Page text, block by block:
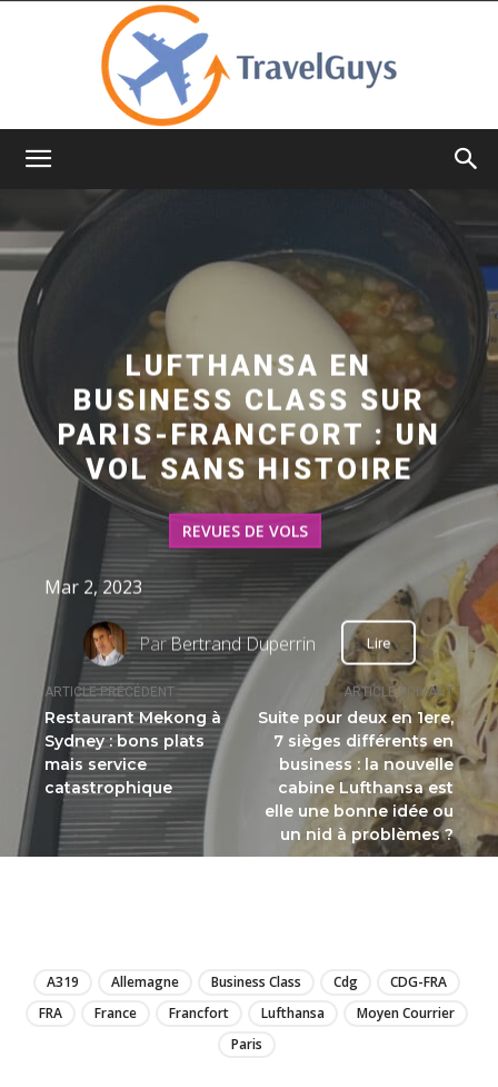
ARTICLE PRÉCÉDENT
Restaurant Mekong à
Sydney : bons plats
mais service
catastrophique
ARTICLE SUIVANT
Suite pour deux en 1ere,
7 sièges différents en
business : la nouvelle
cabine Lufthansa est
elle une bonne idée ou
un nid à problèmes ?
LUFTHANSA EN
BUSINESS CLASS SUR
PARIS-FRANCFORT : UN
VOL SANS HISTOIRE
REVUES DE VOLS
Mar 2, 2023
ParBertrand Duperrin Lire
A319 Allemagne Business Class Cdg
CDG-FRA
FRA
France Francfort Lufthansa
Moyen Courrier
Paris